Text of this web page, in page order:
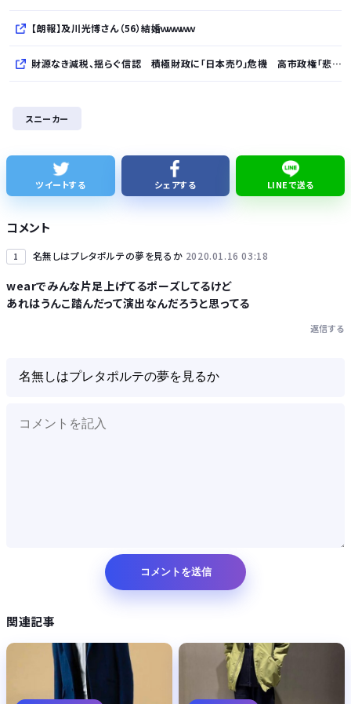
【朗報】及川光博さん（56）結婚ｗｗｗｗｗ
財源なき減税、揺らぐ信認 積極財政に「日本売り」危機 高市政権「悲願」に固執
琵琶湖三市同時花火大会、開催中止を発表 場所時刻不明・許可なし・交通整理なし・市が関与否定
Powered by livedoor 相互RSS
スニーカー
ツイートする シェアする LINEで送る
コメント
1 名無しはプレタポルテの夢を見るか 2020.01.16 03:18
wearでみんな片足上げてるポーズしてるけど
あれはうんこ踏んだって演出なんだろうと思ってる
返信する
関連記事